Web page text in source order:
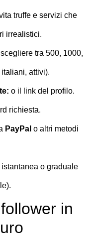
truffe e servizi che
irrealistici.
tra 500, 1000,
attivi).
o il link del profilo.
richiesta.
PayPal o altri metodi
o graduale
in